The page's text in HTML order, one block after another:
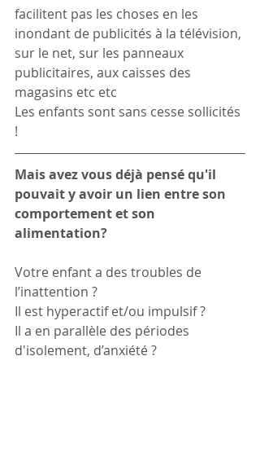
facilitent pas les choses en les
inondant de publicités à la télévision,
sur le net, sur les panneaux
publicitaires, aux caisses des
magasins etc etc
Les enfants sont sans cesse sollicités
!
Mais avez vous déjà pensé qu'il
pouvait y avoir un lien entre son
comportement et son
alimentation?
Votre enfant a des troubles de
l’inattention ?
Il est hyperactif et/ou impulsif ?
Il a en parallèle des périodes
d'isolement, d’anxiété ?